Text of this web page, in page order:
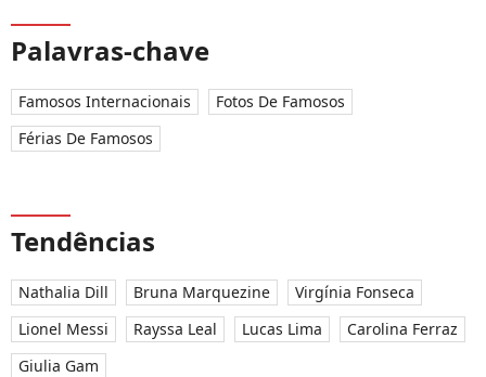
Palavras-chave
Famosos Internacionais
Fotos De Famosos
Férias De Famosos
Tendências
Nathalia Dill Bruna Marquezine
Virgínia Fonseca
Lionel Messi
Rayssa Leal Lucas Lima
Carolina Ferraz
Giulia Gam